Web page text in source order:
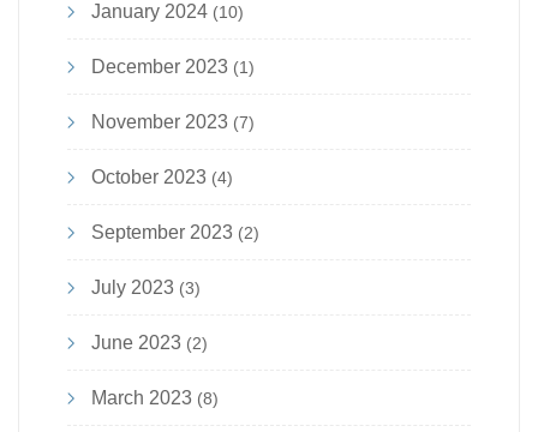
January 2024 (10)
December 2023 (1)
November 2023 (7)
October 2023 (4)
September 2023 (2)
July 2023 (3)
June 2023 (2)
March 2023 (8)